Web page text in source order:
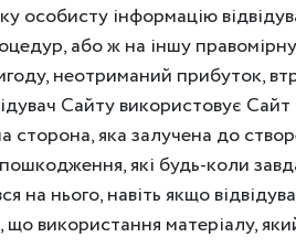
особисту інформацію
або ж на іншу
неотриманий прибуток,
Сайту використовує
сторона, яка залучена до
які будь-коли
на нього, навіть якщо
використання матеріалу,